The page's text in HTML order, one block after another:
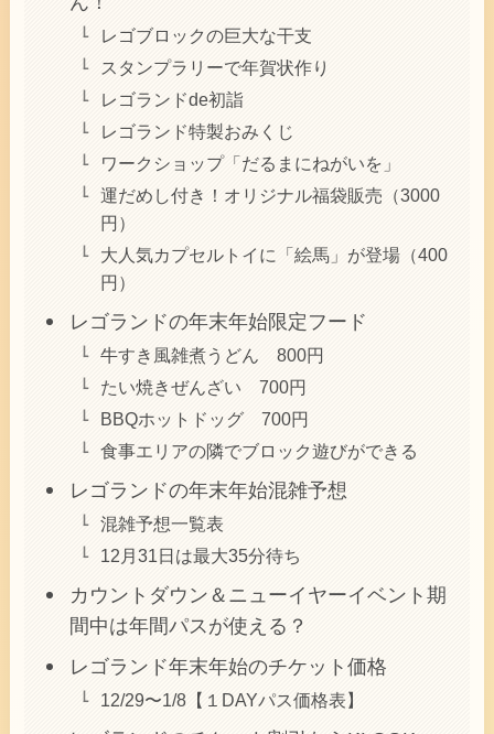
レゴブロックの巨大な干支
スタンプラリーで年賀状作り
レゴランドde初詣
レゴランド特製おみくじ
ワークショップ「だるまにねがいを」
運だめし付き！オリジナル福袋販売（3000
円）
大人気カプセルトイに「絵馬」が登場（400
円）
レゴランドの年末年始限定フード
牛すき風雑煮うどん 800円
たい焼きぜんざい 700円
BBQホットドッグ 700円
食事エリアの隣でブロック遊びができる
レゴランドの年末年始混雑予想
混雑予想一覧表
12月31日は最大35分待ち
カウントダウン＆ニューイヤーイベント期
間中は年間パスが使える？
レゴランド年末年始のチケット価格
12/29〜1/8【１DAYパス価格表】